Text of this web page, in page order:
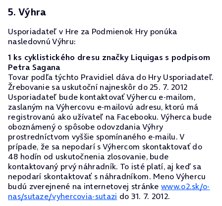
5. Výhra
Usporiadateľ v Hre za Podmienok Hry ponúka
nasledovnú Výhru:
1 ks cyklistického dresu značky Liquigas s podpisom
Petra Sagana
Tovar podľa týchto Pravidiel dáva do Hry Usporiadateľ.
Žrebovanie sa uskutoční najneskôr do 25. 7. 2012
Usporiadateľ bude kontaktovať Výhercu e-mailom,
zaslaným na Výhercovu e-mailovú adresu, ktorú má
registrovanú ako užívateľ na Facebooku. Výherca bude
oboznámený o spôsobe odovzdania Výhry
prostredníctvom vyššie spomínaného e-mailu. V
prípade, že sa nepodarí s Výhercom skontaktovať do
48 hodín od uskutočnenia zlosovanie, bude
kontaktovaný prvý náhradník. To isté platí, aj keď sa
nepodarí skontaktovať s náhradníkom. Meno Výhercu
budú zverejnené na internetovej stránke www.o2.sk/o-
nas/sutaze/vyhercovia-sutazi do 31. 7. 2012.